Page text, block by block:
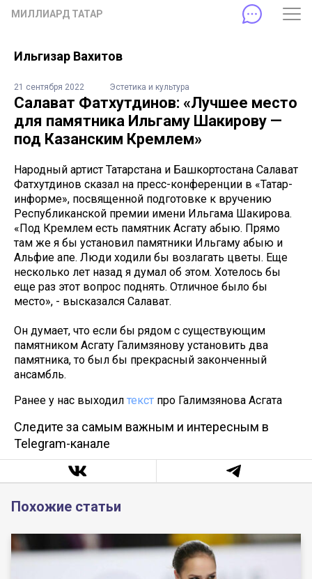
МИЛЛИАРД ТАТАР
Ильгизар Вахитов
21 сентября 2022 Эстетика и культура
Салават Фатхутдинов: «Лучшее место
для памятника Ильгаму Шакирову —
под Казанским Кремлем»
Народный артист Татарстана и Башкортостана Салават
Фатхутдинов сказал на пресс-конференции в «Татар-
информе», посвященной подготовке к вручению
Республиканской премии имени Ильгама Шакирова.
«Под Кремлем есть памятник Асгату абыю. Прямо
там же я бы установил памятники Ильгаму абыю и
Альфие апе. Люди ходили бы возлагать цветы. Еще
несколько лет назад я думал об этом. Хотелось бы
еще раз этот вопрос поднять. Отличное было бы
место», - высказался Салават.
Он думает, что если бы рядом с существующим
памятником Асгату Галимзянову установить два
памятника, то был бы прекрасный законченный
ансамбль.
Ранее у нас выходил текст про Галимзянова Асгата
Следите за самым важным и интересным в
Telegram-канале
Похожие статьи